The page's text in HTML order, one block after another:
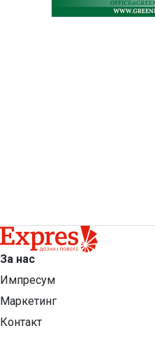
За нас
Импресум
Маркетинг
Контакт